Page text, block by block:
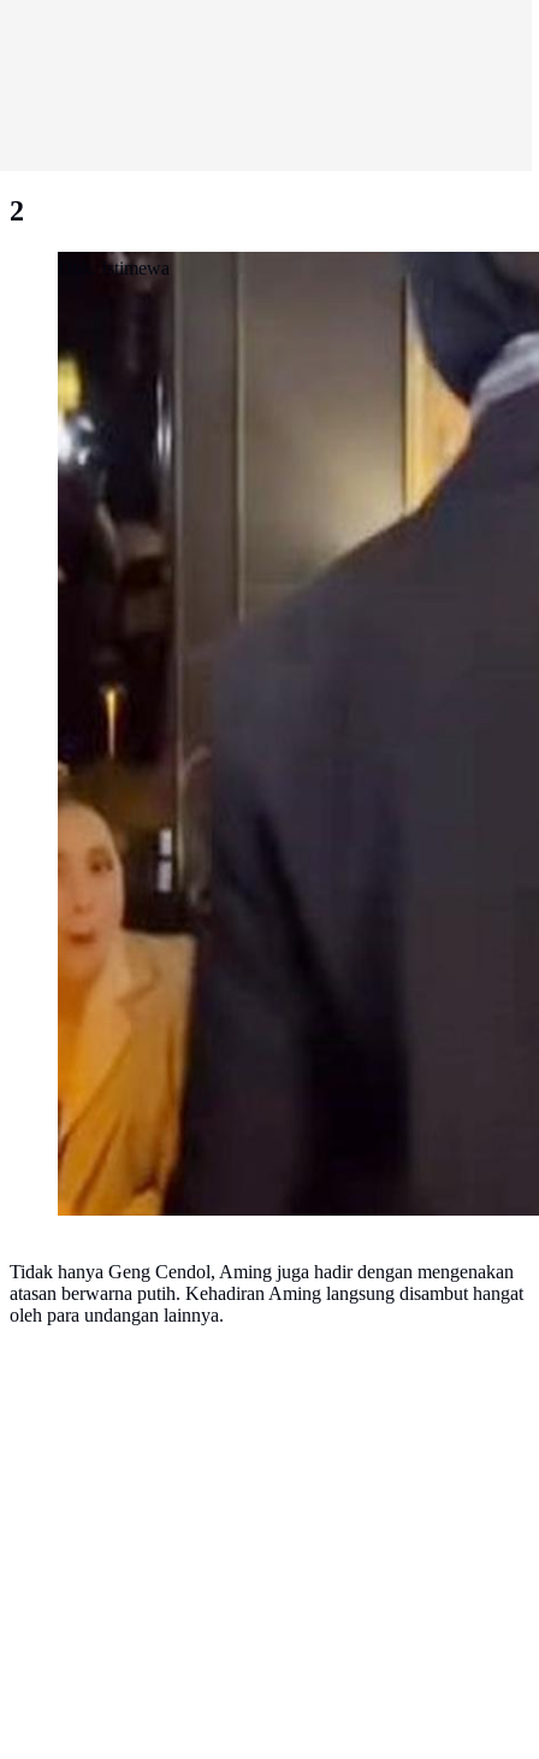
2
Dok. Istimewa
Tidak hanya Geng Cendol, Aming juga hadir dengan mengenakan
atasan berwarna putih. Kehadiran Aming langsung disambut hangat
oleh para undangan lainnya.